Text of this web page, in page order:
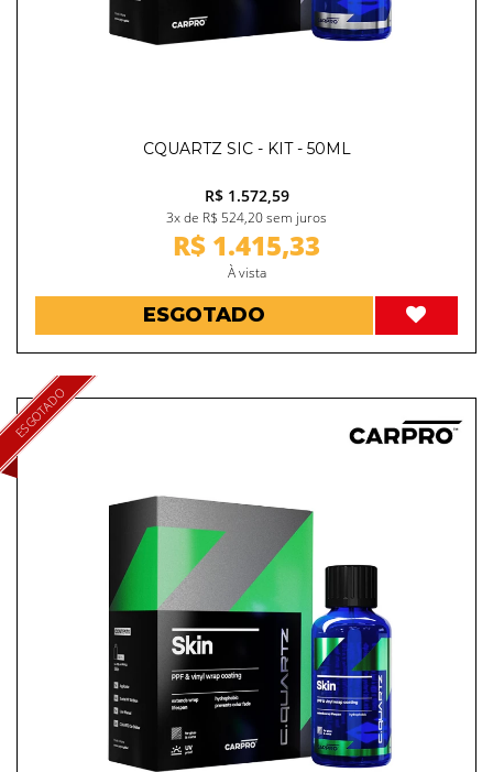
CQUARTZ SIC - KIT - 50ML
R$ 1.572,59
3x de R$ 524,20 sem juros
R$ 1.415,33
À vista
ESGOTADO
ESGOTADO